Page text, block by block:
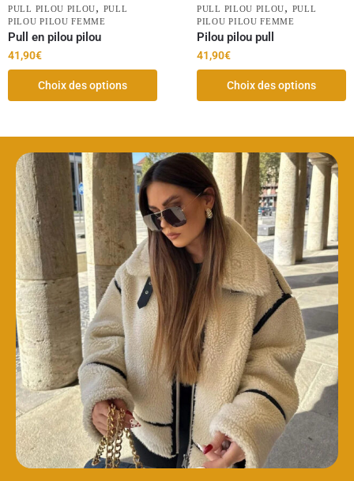
PULL PILOU PILOU, PULL
PILOU PILOU FEMME
Pull en pilou pilou
41,90€
Choix des options
PULL PILOU PILOU, PULL
PILOU PILOU FEMME
Pilou pilou pull
41,90€
Choix des options